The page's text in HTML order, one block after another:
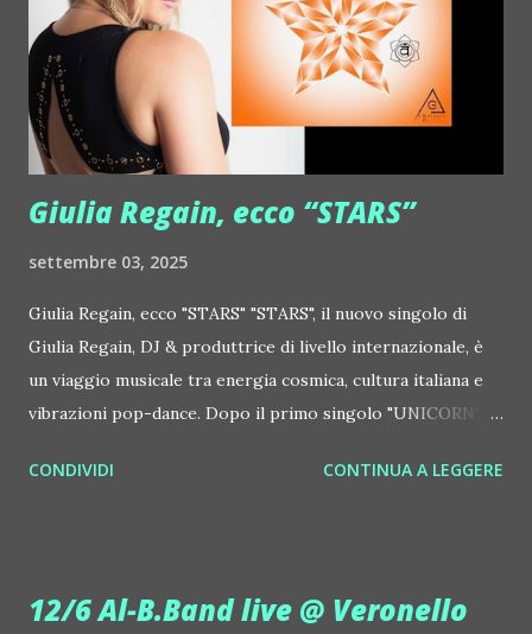
http://www.myspace.com/gonzpiration Italian Laptop
Orchestra feat. Alessio Bertallot Jimmy Edgar ::
http://www.myspace.com/colorstrip Jon Hopkins ::
http://www.myspace.com/jonhopkins Le Luci della
Centrale Elettrica Loco Dice ::
http://www.myspace.com/locod...
Giulia Regain, ecco “STARS”
settembre 03, 2025
Giulia Regain, ecco "STARS" "STARS", il nuovo singolo di
Giulia Regain, DJ & produttrice di livello internazionale, è
un viaggio musicale tra energia cosmica, cultura italiana e
vibrazioni pop-dance. Dopo il primo singolo "UNICORN",
seconda release intitolata "STARS", interpretata dalla voce
tra Giulia Regain e Dhany, già insieme in precedenti
CONDIVIDI CONTINUA A LEGGERE
12/6 Al-B.Band live @ Veronello